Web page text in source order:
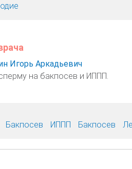
Игорь Аркадьевич
на бакпосев и ИППП.
Бакпосев ИППП Бакпосев